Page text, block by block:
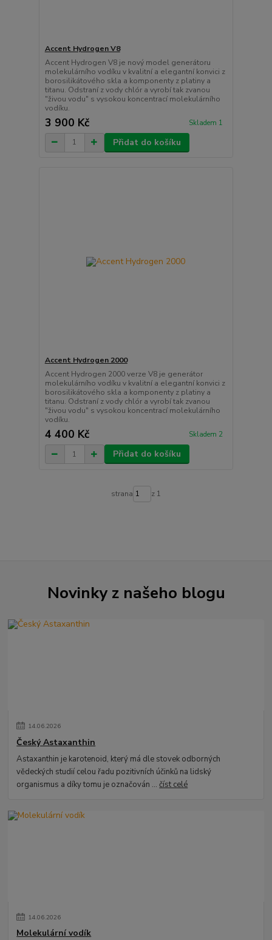
Accent Hydrogen V8
Accent Hydrogen V8 je nový model generátoru
molekulárního vodíku v kvalitní a elegantní konvici z
borosilikátového skla a komponenty z platiny a
titanu. Odstraní z vody chlór a vyrobí tak zvanou
"živou vodu" s vysokou koncentrací molekulárního
vodíku.
3 900 Kč Skladem 1
Přidat do košíku
Accent Hydrogen 2000
Accent Hydrogen 2000 verze V8 je generátor
molekulárního vodíku v kvalitní a elegantní konvici z
borosilikátového skla a komponenty z platiny a
titanu. Odstraní z vody chlór a vyrobí tak zvanou
"živou vodu" s vysokou koncentrací molekulárního
vodíku.
4 400 Kč Skladem 2
Přidat do košíku
strana z 1
Novinky z našeho blogu
14.06.2026
Český Astaxanthin
Astaxanthin je karotenoid, který má dle stovek odborných
vědeckých studií celou řadu pozitivních účinků na lidský
organismus a díky tomu je označován ...číst celé
14.06.2026
Molekulární vodík